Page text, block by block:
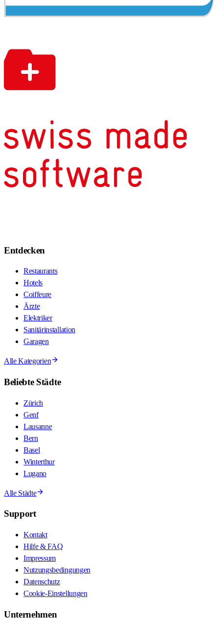
Entdecken
Restaurants
Hotels
Coiffeure
Ärzte
Elektriker
Sanitärinstallation
Garagen
Alle Kategorien
Beliebte Städte
Zürich
Genf
Lausanne
Bern
Basel
Winterthur
Lugano
Alle Städte
Support
Kontakt
Hilfe & FAQ
Impressum
Nutzungsbedingungen
Datenschutz
Cookie-Einstellungen
Unternehmen